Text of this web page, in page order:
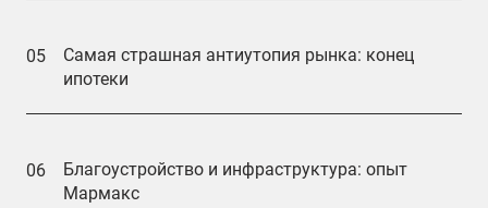
05
Самая страшная антиутопия рынка: конец
ипотеки
06
Благоустройство и инфраструктура: опыт
Мармакс